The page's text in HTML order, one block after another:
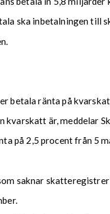
ska inbetalningen till
betala ränta på
kvarskatt är, meddelar
på 2,5 procent från 5
saknar